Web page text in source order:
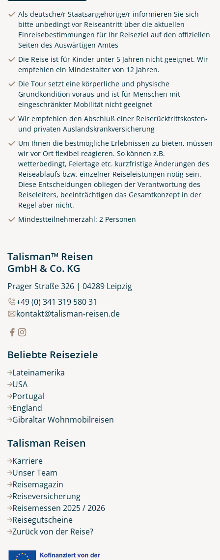
Küste von Madeira nahe
Santana
Als deutsche/r Staatsangehörige/r informieren Sie sich
bitte unbedingt vor Reiseantritt über die aktuellen
Einreisebestimmungen für Ihr Reiseziel auf den offiziellen
Seiten des Auswärtigen Amtes
Die Reise ist für Kinder unter 5 Jahren nicht geeignet. Wir
empfehlen ein Mindestalter von 12 Jahren.
Die Tour setzt eine körperliche und physische
Grundkondition voraus und ist für Menschen mit
eingeschränkter Mobilität nicht geeignet
Wir empfehlen den Abschluß einer Reiserücktrittskosten-
und privaten Auslandskrankversicherung
Um Ihnen die bestmögliche Erlebnissen zu bieten, müssen
wir vor Ort flexibel reagieren. So können z.B.
wetterbedingt, Feiertage etc. kurzfristige Änderungen des
Reiseablaufs bzw. einzelner Reiseleistungen nötig sein.
Diese Entscheidungen obliegen der Verantwortung des
Reiseleiters, beeinträchtigen das Gesamtkonzept in der
Regel aber nicht.
Mindestteilnehmerzahl: 2 Personen
Talisman™ Reisen
GmbH & Co. KG
Prager Straße 326 | 04289 Leipzig
+49 (0) 341 319 580 31
kontakt@talisman-reisen.de
Beliebte Reiseziele
Lateinamerika
USA
Portugal
England
Gibraltar Wohnmobilreisen
Talisman Reisen
Karriere
Unser Team
Reisemagazin
Reiseversicherung
Reisemessen 2025 / 2026
Reisegutscheine
Zurück von der Reise?